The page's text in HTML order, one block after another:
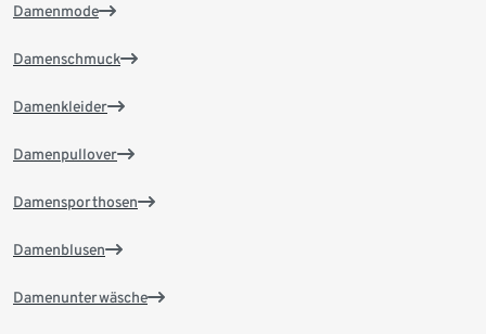
Damenmode
Damenschmuck
Damenkleider
Damenpullover
Damensporthosen
Damenblusen
Damenunterwäsche